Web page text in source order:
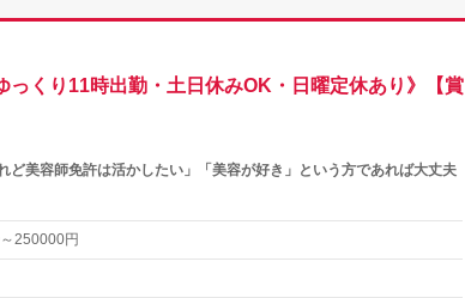
くり11時出勤・土日休みOK・日曜定休あり》【賞
ど美容師免許は活かしたい」「美容が好き」という方であれば大丈夫
～250000円